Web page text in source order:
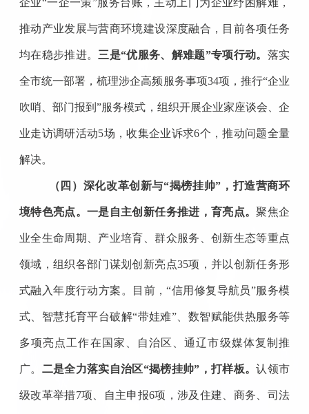
推动产业发展与营商环境建设深度融合 ，目前各项任务
均在稳步推进。 三是“优服务、 解难题”专项行动。 落实
全市统一部署，梳理涉企高频服务事项34项 ，推行“企业
吹哨、部门报到”服务模式，组织开展企业家座谈会、企
业走访调研活动5场 ，收集企业诉求6个 ，推动问题全量
解决。
（四）深化改革创新与“揭榜挂帅”，打造营商环
境特色亮点。一是自主创新任务推进 ，育亮点。聚焦企
业全生命周期、产业培育、群众服务、创新生态等重点
领域，组织各部门谋划创新亮点35项，并以创新任务形
式融入年度行动方案。目前，“信用修复导航员”服务模
式 智慧托育平台破解“带娃难”、数智赋能供热服务等
多项亮点工作在国家、自治区、通辽市级媒体复制推
广。 二是全力落实自治区“揭榜挂帅” ，打样板。认领市
级改革举措7项、自主申报6项，涉及住建、商务、司法